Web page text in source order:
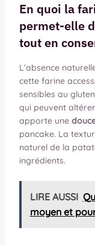
En quoi la
permet-elle
tout en
L’absence
cette farine
sensibles au
qui peuvent
apporte une
pancake. La
naturel de la
ingrédients.
LIRE AUSSI
moyen et